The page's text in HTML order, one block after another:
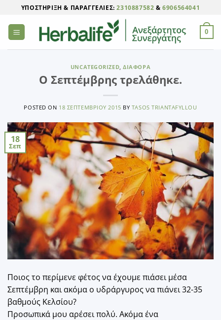
Μετάβαση
περιεχόμενο
ΥΠΟΣΤΉΡΙΞΗ & ΠΑΡΑΓΓΕΛΊΕΣ:2310887582 &6906564041
0
UNCATEGORIZED,ΔΙΆΦΟΡΑ
Ο Σεπτέμβρης τρελάθηκε.
POSTED ON 18 ΣΕΠΤΕΜΒΡΊΟΥ 2015 BY TASOS TRIANTAFYLLOU
18
Σεπ
Ποιος το περίμενε φέτος να έχουμε πιάσει μέσα
Σεπτέμβρη και ακόμα ο υδράργυρος να πιάνει 32-35
βαθμούς Κελσίου?
Προσωπικά μου αρέσει πολύ. Ακόμα ένα